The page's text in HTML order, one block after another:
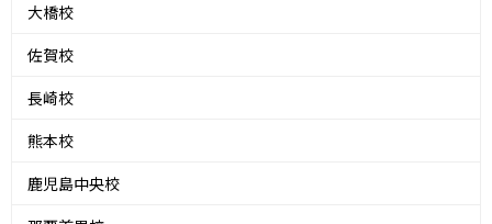
大橋校
佐賀校
長崎校
熊本校
鹿児島中央校